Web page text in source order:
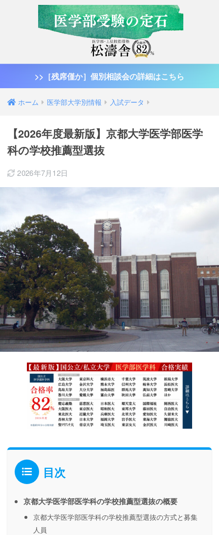
>>［残席僅か］個別相談会の詳細はこちら
ホーム 医学部大学別情報 入試データ
【2026年度最新版】京都大学医学部医学
科の学校推薦型選抜
2026年7月12日
目次
京都大学医学部医学科の学校推薦型選抜の概要
京都大学医学部医学科の学校推薦型選抜の方式と募集
人員